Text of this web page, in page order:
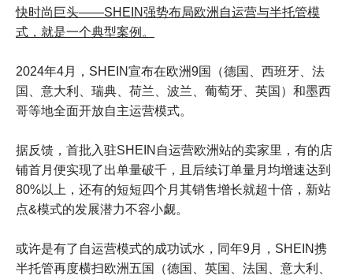
快时尚巨头——SHEIN强势布局欧洲自运营与半托管模
式，就是一个典型案例。
2024年4月，SHEIN宣布在欧洲9国（德国、西班牙、法
国、意大利、瑞典、荷兰、波兰、葡萄牙、英国）和墨西
哥等地全面开放自主运营模式。
据反馈，首批入驻SHEIN自运营欧洲站的卖家里，有的店
铺首月便实现了出单量破千，且后续订单量月均增速达到
80%以上，还有的短短四个月其销售增长就超十倍，新站
点&模式的发展潜力不容小觑。
或许是有了自运营模式的成功试水，同年9月，SHEIN携
半托管再度横扫欧洲五国
（德国、英国、法国、意大利、